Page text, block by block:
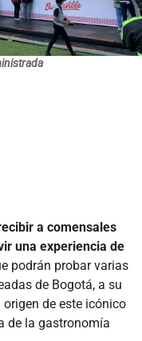
a comensales
una experiencia de
podrán probar varias
de Bogotá, a su
de este icónico
de la gastronomía